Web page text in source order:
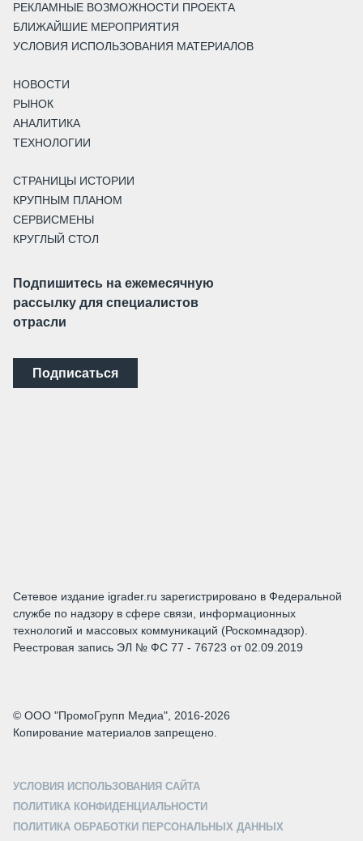
РЕКЛАМНЫЕ ВОЗМОЖНОСТИ ПРОЕКТА
БЛИЖАЙШИЕ МЕРОПРИЯТИЯ
УСЛОВИЯ ИСПОЛЬЗОВАНИЯ МАТЕРИАЛОВ
НОВОСТИ
РЫНОК
АНАЛИТИКА
ТЕХНОЛОГИИ
СТРАНИЦЫ ИСТОРИИ
КРУПНЫМ ПЛАНОМ
СЕРВИСМЕНЫ
КРУГЛЫЙ СТОЛ
Подпишитесь на ежемесячную
рассылку для специалистов
отрасли
Подписаться
Сетевое издание igrader.ru зарегистрировано в Федеральной
службе по надзору в сфере связи, информационных
технологий и массовых коммуникаций (Роскомнадзор).
Реестровая запись ЭЛ № ФС 77 - 76723 от 02.09.2019
© ООО "ПромоГрупп Медиа", 2016-2026
Копирование материалов запрещено.
УСЛОВИЯ ИСПОЛЬЗОВАНИЯ САЙТА
ПОЛИТИКА КОНФИДЕНЦИАЛЬНОСТИ
ПОЛИТИКА ОБРАБОТКИ ПЕРСОНАЛЬНЫХ ДАННЫХ